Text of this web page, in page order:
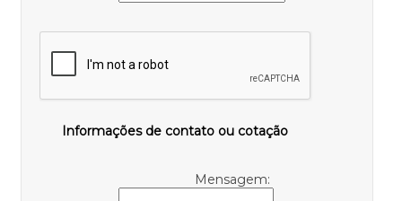
Informações de contato ou cotação
Mensagem: